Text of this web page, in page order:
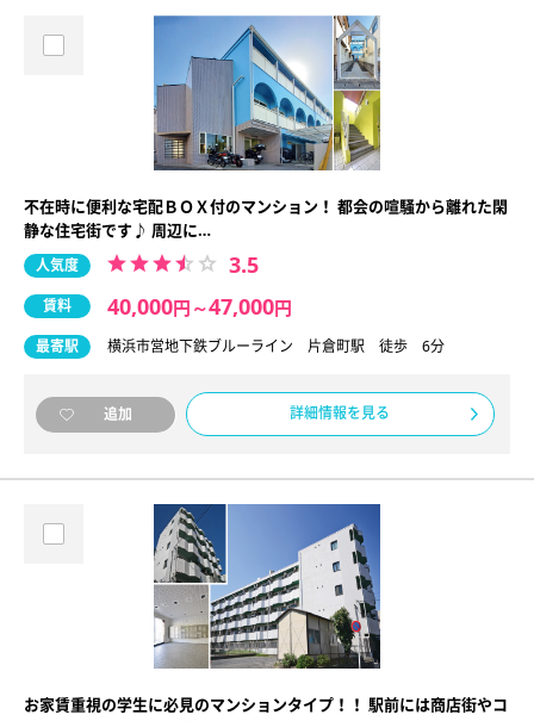
不在時に便利な宅配ＢＯＸ付のマンション！ 都会の喧騒から離れた閑
静な住宅街です♪ 周辺に…
人気度 3.5
賃料 40,000円 ～47,000円
最寄駅 横浜市営地下鉄ブルーライン 片倉町駅 徒歩 6分
追加 詳細情報を見る
お家賃重視の学生に必見のマンションタイプ！！ 駅前には商店街やコ